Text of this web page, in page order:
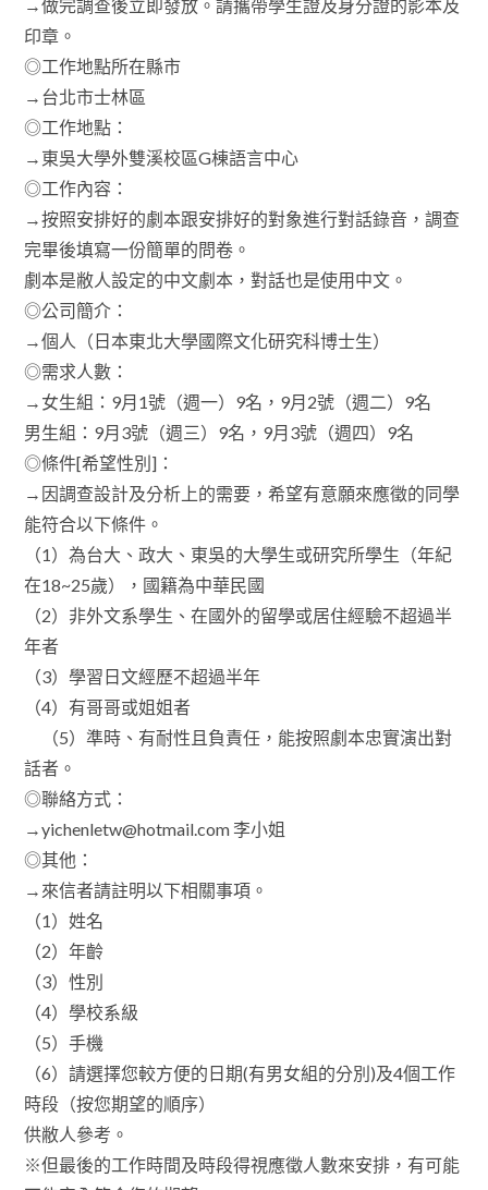
→做完調查後立即發放。請攜帶學生證及身分證的影本及
印章。
◎工作地點所在縣市
→台北市士林區
◎工作地點：
→東吳大學外雙溪校區G棟語言中心
◎工作內容：
→按照安排好的劇本跟安排好的對象進行對話錄音，調查
完畢後填寫一份簡單的問卷。
劇本是敝人設定的中文劇本，對話也是使用中文。
◎公司簡介：
→個人（日本東北大學國際文化研究科博士生）
◎需求人數：
→女生組：9月1號（週一）9名，9月2號（週二）9名
男生組：9月3號（週三）9名，9月3號（週四）9名
◎條件[希望性別]：
→因調查設計及分析上的需要，希望有意願來應徵的同學
能符合以下條件。
（1）為台大、政大、東吳的大學生或研究所學生（年紀
在18~25歲），國籍為中華民國
（2）非外文系學生、在國外的留學或居住經驗不超過半
年者
（3）學習日文經歷不超過半年
（4）有哥哥或姐姐者
（5）準時、有耐性且負責任，能按照劇本忠實演出對
話者。
◎聯絡方式：
→yichenletw@hotmail.com 李小姐
◎其他：
→來信者請註明以下相關事項。
（1）姓名
（2）年齡
（3）性別
（4）學校系級
（5）手機
（6）請選擇您較方便的日期(有男女組的分別)及4個工作
時段（按您期望的順序）
供敝人參考。
※但最後的工作時間及時段得視應徵人數來安排，有可能